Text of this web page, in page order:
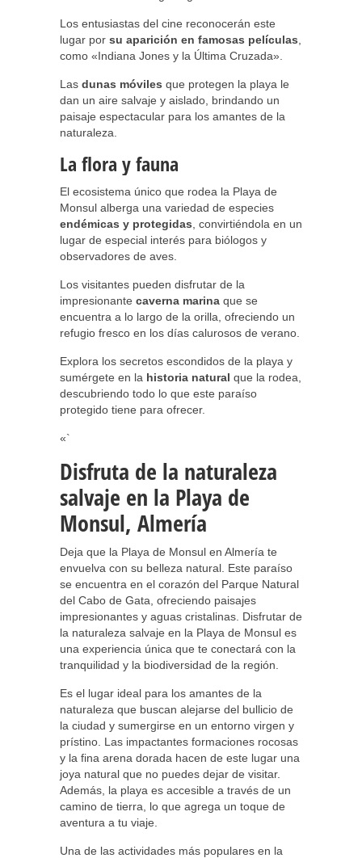
Los entusiastas del cine reconocerán este
lugar por su aparición en famosas películas
como «Indiana Jones y la Última Cruzada».
Las dunas móviles que protegen la playa le
dan un aire salvaje y aislado, brindando un
paisaje espectacular para los amantes de la
naturaleza.
La flora y fauna
El ecosistema único que rodea la Playa de
Monsul alberga una variedad de especies
endémicas y protegidas , convirtiéndola en un
lugar de especial interés para biólogos y
observadores de aves.
Los visitantes pueden disfrutar de la
impresionante caverna marina que se
encuentra a lo largo de la orilla, ofreciendo un
refugio fresco en los días calurosos de verano.
Explora los secretos escondidos de la playa y
sumérgete en la historia natural que la rodea,
descubriendo todo lo que este paraíso
protegido tiene para ofrecer.
«`
Disfruta de la naturaleza
salvaje en la Playa de
Monsul, Almería
Deja que la Playa de Monsul en Almería te
envuelva con su belleza natural. Este paraíso
se encuentra en el corazón del Parque Natural
del Cabo de Gata, ofreciendo paisajes
impresionantes y aguas cristalinas. Disfrutar de
la naturaleza salvaje en la Playa de Monsul es
una experiencia única que te conectará con la
tranquilidad y la biodiversidad de la región.
Es el lugar ideal para los amantes de la
naturaleza que buscan alejarse del bullicio de
la ciudad y sumergirse en un entorno virgen y
prístino. Las impactantes formaciones rocosas
y la fina arena dorada hacen de este lugar una
joya natural que no puedes dejar de visitar.
Además, la playa es accesible a través de un
camino de tierra, lo que agrega un toque de
aventura a tu viaje.
Una de las actividades más populares en la